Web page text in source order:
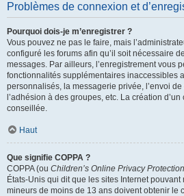
Problèmes de connexion et
Pourquoi dois-je m’enregistrer ?
Vous pouvez ne pas le faire, mais
configuré les forums afin qu’il soit nécessaire
messages. Par ailleurs, l’enregistrement vous
fonctionnalités supplémentaires inaccessibles
personnalisés, la messagerie privée, l’envoi
l’adhésion à des groupes, etc. La création
conseillée.
Haut
Que signifie COPPA ?
COPPA (ou Children’s Online Privacy
États-Unis qui dit que les sites Internet
mineurs de moins de 13 ans doivent obtenir le